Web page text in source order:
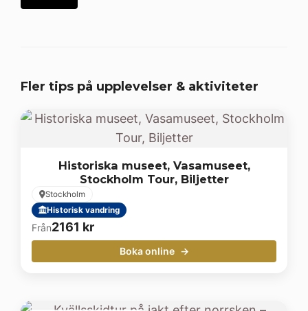
Fler tips på upplevelser & aktiviteter
Historiska museet, Vasamuseet,
Stockholm Tour, Biljetter
Stockholm
Historisk vandring
Från2161 kr
Boka online